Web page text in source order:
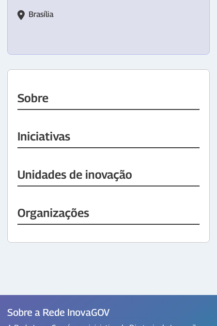
Brasília
Sobre
Iniciativas
Unidades de inovação
Organizações
Sobre a Rede InovaGOV